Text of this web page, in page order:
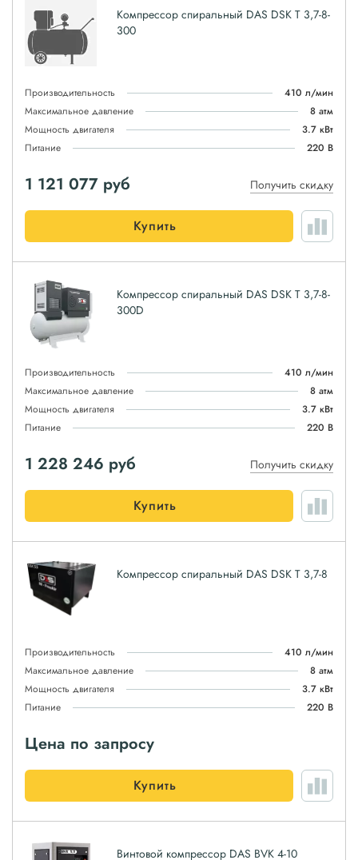
Компрессор спиральный DAS DSK T 3,7-8-
300
Производительность
410 л/мин
Максимальное давление
8 атм
Мощность двигателя
3.7 кВт
Питание
220 В
1 121 077 руб Получить скидку
Купить
Компрессор спиральный DAS DSK T 3,7-8-
300D
Производительность
410 л/мин
Максимальное давление
8 атм
Мощность двигателя
3.7 кВт
Питание
220 В
1 228 246 руб Получить скидку
Купить
Компрессор спиральный DAS DSK T 3,7-8
Производительность
410 л/мин
Максимальное давление
8 атм
Мощность двигателя
3.7 кВт
Питание
220 В
Цена по запросу
Купить
Винтовой компрессор DAS BVK 4-10